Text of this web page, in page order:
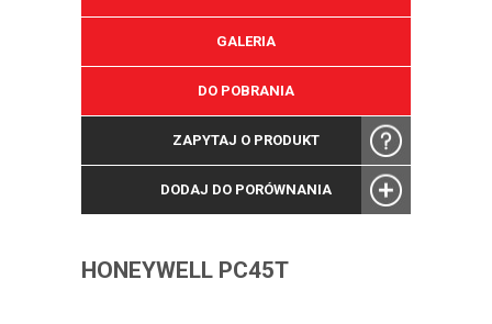
GALERIA
DO POBRANIA
ZAPYTAJ O PRODUKT
DODAJ DO PORÓWNANIA
HONEYWELL PC45T